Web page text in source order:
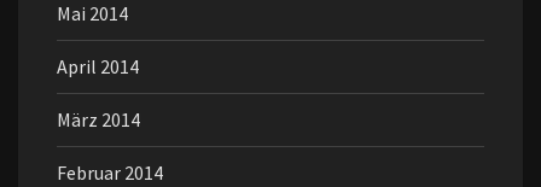
Mai 2014
April 2014
März 2014
Februar 2014